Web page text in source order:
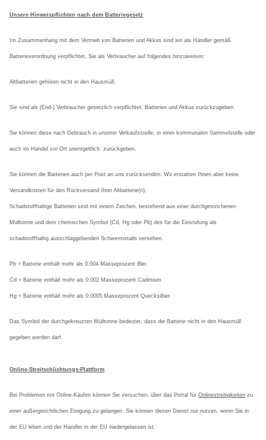
Unsere Hinweispflichten nach dem Batteriegesetz
Im Zusammenhang mit dem Vertrieb von Batterien und Akkus sind wir als Händler gemäß
Batterieverordnung verpflichtet, Sie als Verbraucher auf folgendes hinzuweisen:
Altbatterien gehören nicht in den Hausmüll.
Sie sind als (End-) Verbraucher gesetzlich verpflichtet, Batterien und Akkus zurückzugeben.
Sie können diese nach Gebrauch in unserer Verkaufsstelle, in einer kommunalen Sammelstelle oder
auch im Handel vor Ort unentgeltlich zurückgeben.
Sie können die Batterien auch per Post an uns zurücksenden. Wir erstatten Ihnen aber keine
Versandkosten für den Rückversand Ihrer Altbatterie(n).
Schadstoffhaltige Batterien sind mit einem Zeichen, bestehend aus einer durchgestrichenen
Mülltonne und dem chemischen Symbol (Cd, Hg oder Pb) des für die Einstufung als
schadstoffhaltig ausschlaggebenden Schwermetalls versehen.
Pb = Batterie enthält mehr als 0,004 Masseprozent Blei
Cd = Batterie enthält mehr als 0,002 Masseprozent Cadmium
Hg = Batterie enthält mehr als 0,0005 Masseprozent Quecksilber.
Das Symbol der durchgekreuzten Mülltonne bedeutet, dass die Batterie nicht in den Hausmüll
gegeben werden darf.
Online-Streitschlichtungs-Plattform
Bei Problemen mit Online-Käufen können Sie versuchen, über das Portal für Onlinestreitigkeiten zu
einer außergerichtlichen Einigung zu gelangen. Sie können diesen Dienst nur nutzen, wenn Sie in
der EU leben und der Händler in der EU niedergelassen ist.